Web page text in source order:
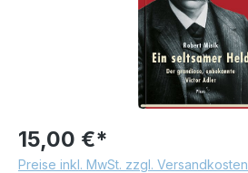
15,00 €*
Preise inkl. MwSt. zzgl. Versandkosten